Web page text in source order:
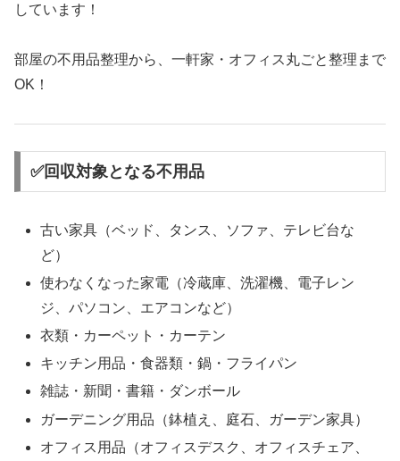
しています！
部屋の不用品整理から、一軒家・オフィス丸ごと整理まで
OK！
✅回収対象となる不用品
古い家具（ベッド、タンス、ソファ、テレビ台な
ど）
使わなくなった家電（冷蔵庫、洗濯機、電子レン
ジ、パソコン、エアコンなど）
衣類・カーペット・カーテン
キッチン用品・食器類・鍋・フライパン
雑誌・新聞・書籍・ダンボール
ガーデニング用品（鉢植え、庭石、ガーデン家具）
オフィス用品（オフィスデスク、オフィスチェア、